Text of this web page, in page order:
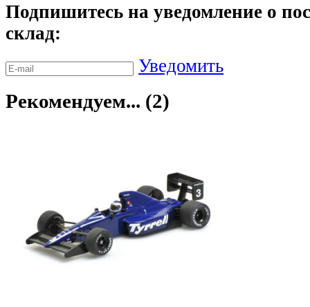
Подпишитесь на уведомление о
склад:
Уведомить
Рекомендуем... (2)